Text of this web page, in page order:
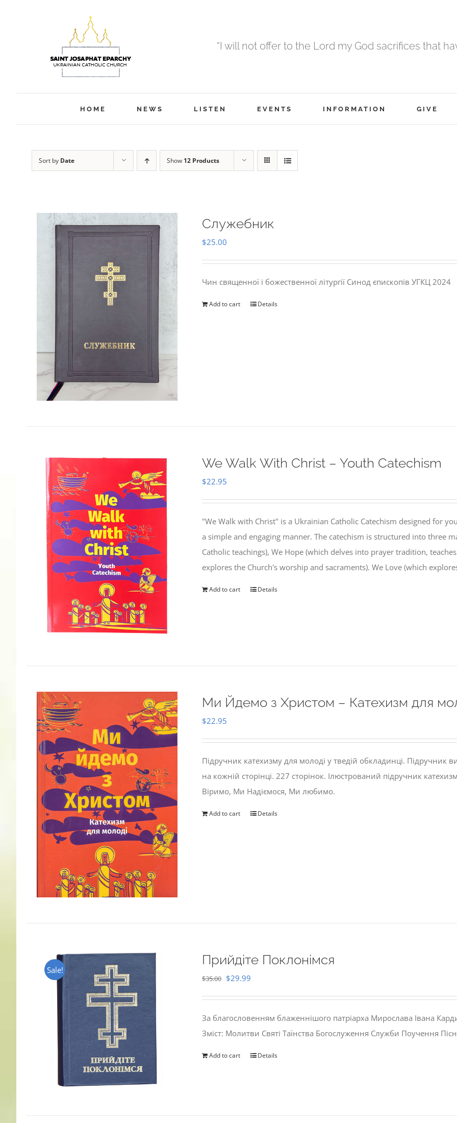
“I will not offer to the Lord my God sacrifices that
HOME NEWS LISTEN EVENTS INFORMATION GIVE
Sort by Date Show 12 Products
Служебник
$25.00
Чин священної і божественної літургії Синод єпископів УГКЦ 2024
Add to cart Details
We Walk With Christ – Youth Catechism
$22.95
"We Walk with Christ" is a Ukrainian Catholic Catechism designed for
a simple and engaging manner. The catechism is structured into three
Catholic teachings), We Hope (which delves into prayer tradition,
explores the Church's worship and sacraments). We Love (which
Add to cart Details
Ми Йдемо з Христом – Катехизм для
$22.95
Підручник катехизму для молоді у тведій обкладинці.
на кожній сторінці. 227 сторінок. Ілюстрований підручник
Віримо, Ми Надіємося, Ми любимо.
Add to cart Details
Sale!
Прийдіте Поклонімся
$35.00 Original
$35.00.
$29.99
$29.99.
За благословенням блаженнішого патріарха Мирослава Івана
Зміст: Молитви Святі Таїнства Богослуження Служби Поучення
Add to cart Details